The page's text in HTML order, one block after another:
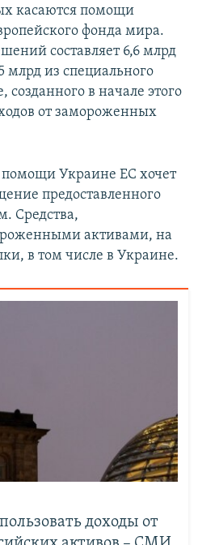
касаются помощи
фонда мира.
составляет 6,6 млрд
млрд из специального
в начале этого
от замороженных
Украине ЕС хочет
предоставленного
Средства,
активами, на
в том числе в Украине.
доходы от